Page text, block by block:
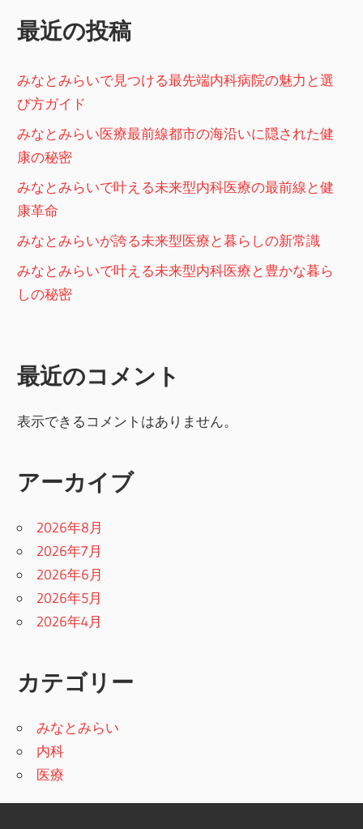
シ
ョ
ン
最近の投稿
みなとみらいで見つける最先端内科病院の魅力と選
び方ガイド
みなとみらい医療最前線都市の海沿いに隠された健
康の秘密
みなとみらいで叶える未来型内科医療の最前線と健
康革命
みなとみらいが誇る未来型医療と暮らしの新常識
みなとみらいで叶える未来型内科医療と豊かな暮ら
しの秘密
最近のコメント
表示できるコメントはありません。
アーカイブ
2026年8月
2026年7月
2026年6月
2026年5月
2026年4月
カテゴリー
みなとみらい
内科
医療